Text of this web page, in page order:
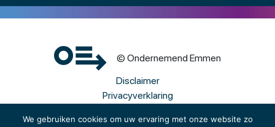
We gebruiken cookies om uw ervaring met onze website zo
© Ondernemend Emmen
Disclaimer
Privacyverklaring